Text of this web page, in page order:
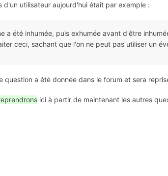
d'un utilisateur aujourd'hui était par exemple :
a été inhumée, puis exhumée avant d'être
ceci, sachant que l'on ne peut pas utiliser un
question a été donnée dans le forum et sera
ici à partir de maintenant les autres